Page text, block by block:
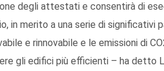
degli attestati e consentirà di
in merito a una serie di significativi
e rinnovabile e le emissioni di
gli edifici più efficienti – ha detto